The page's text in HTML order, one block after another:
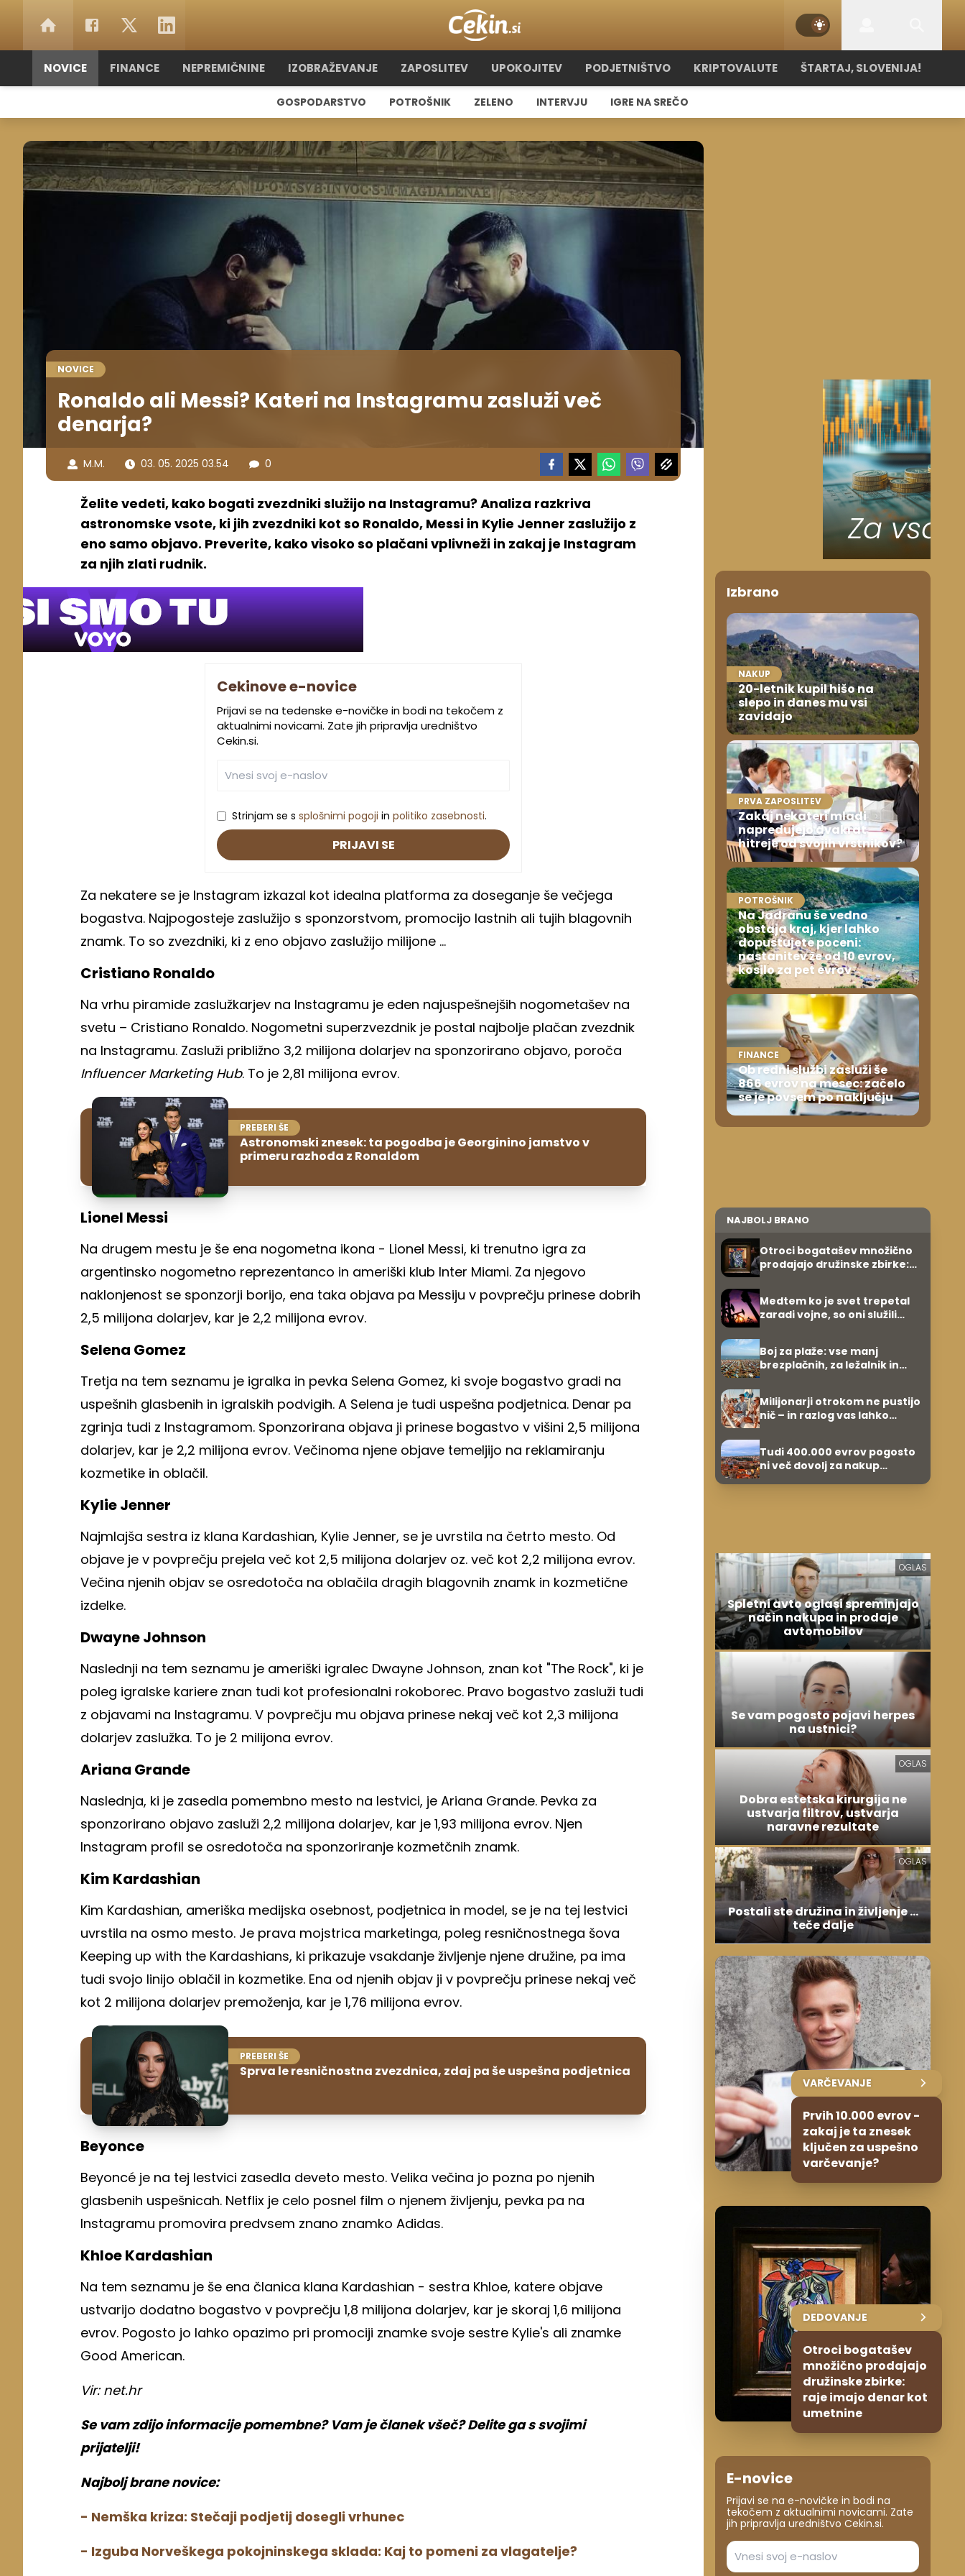
NOVICE FINANCE NEPREMIČNINE IZOBRAŽEVANJE ZAPOSLITEV UPOKOJITEV PODJETNIŠTVO KRIPTOVALUTE ŠTARTAJ, SLOVENIJA!
GOSPODARSTVO POTROŠNIK ZELENO INTERVJU IGRE NA SREČO
NOVICE
Ronaldo ali Messi? Kateri na Instagramu zasluži več
denarja?
M.M. 03. 05. 2025 03.54 0
Želite vedeti, kako bogati zvezdniki služijo na Instagramu? Analiza razkriva
astronomske vsote, ki jih zvezdniki kot so Ronaldo, Messi in Kylie Jenner zaslužijo z
eno samo objavo. Preverite, kako visoko so plačani vplivneži in zakaj je Instagram
za njih zlati rudnik.
Cekinove e-novice
Prijavi se na tedenske e-novičke in bodi na tekočem z
aktualnimi novicami. Zate jih pripravlja uredništvo
Cekin.si.
Strinjam se s splošnimi pogoji in politiko zasebnosti.
PRIJAVI SE
Za nekatere se je Instagram izkazal kot idealna platforma za doseganje še večjega
bogastva. Najpogosteje zaslužijo s sponzorstvom, promocijo lastnih ali tujih blagovnih
znamk. To so zvezdniki, ki z eno objavo zaslužijo milijone ...
Cristiano Ronaldo
Na vrhu piramide zaslužkarjev na Instagramu je eden najuspešnejših nogometašev na
svetu – Cristiano Ronaldo. Nogometni superzvezdnik je postal najbolje plačan zvezdnik
na Instagramu. Zasluži približno 3,2 milijona dolarjev na sponzorirano objavo, poroča
Influencer Marketing Hub. To je 2,81 milijona evrov.
PREBERI ŠE
Astronomski znesek: ta pogodba je Georginino jamstvo v
primeru razhoda z Ronaldom
Lionel Messi
Na drugem mestu je še ena nogometna ikona - Lionel Messi, ki trenutno igra za
argentinsko nogometno reprezentanco in ameriški klub Inter Miami. Za njegovo
naklonjenost se sponzorji borijo, ena taka objava pa Messiju v povprečju prinese dobrih
2,5 milijona dolarjev, kar je 2,2 milijona evrov.
Selena Gomez
Tretja na tem seznamu je igralka in pevka Selena Gomez, ki svoje bogastvo gradi na
uspešnih glasbenih in igralskih podvigih. A Selena je tudi uspešna podjetnica. Denar pa
zgrinja tudi z Instagramom. Sponzorirana objava ji prinese bogastvo v višini 2,5 milijona
dolarjev, kar je 2,2 milijona evrov. Večinoma njene objave temeljijo na reklamiranju
kozmetike in oblačil.
Kylie Jenner
Najmlajša sestra iz klana Kardashian, Kylie Jenner, se je uvrstila na četrto mesto. Od
objave je v povprečju prejela več kot 2,5 milijona dolarjev oz. več kot 2,2 milijona evrov.
Večina njenih objav se osredotoča na oblačila dragih blagovnih znamk in kozmetične
izdelke.
Dwayne Johnson
Naslednji na tem seznamu je ameriški igralec Dwayne Johnson, znan kot "The Rock", ki je
poleg igralske kariere znan tudi kot profesionalni rokoborec. Pravo bogastvo zasluži tudi
z objavami na Instagramu. V povprečju mu objava prinese nekaj več kot 2,3 milijona
dolarjev zaslužka. To je 2 milijona evrov.
Ariana Grande
Naslednja, ki je zasedla pomembno mesto na lestvici, je Ariana Grande. Pevka za
sponzorirano objavo zasluži 2,2 milijona dolarjev, kar je 1,93 milijona evrov. Njen
Instagram profil se osredotoča na sponzoriranje kozmetčnih znamk.
Kim Kardashian
Kim Kardashian, ameriška medijska osebnost, podjetnica in model, se je na tej lestvici
uvrstila na osmo mesto. Je prava mojstrica marketinga, poleg resničnostnega šova
Keeping up with the Kardashians, ki prikazuje vsakdanje življenje njene družine, pa ima
tudi svojo linijo oblačil in kozmetike. Ena od njenih objav ji v povprečju prinese nekaj več
kot 2 milijona dolarjev premoženja, kar je 1,76 milijona evrov.
PREBERI ŠE
Sprva le resničnostna zvezdnica, zdaj pa še uspešna podjetnica
Beyonce
Beyoncé je na tej lestvici zasedla deveto mesto. Velika večina jo pozna po njenih
glasbenih uspešnicah. Netflix je celo posnel film o njenem življenju, pevka pa na
Instagramu promovira predvsem znano znamko Adidas.
Khloe Kardashian
Na tem seznamu je še ena članica klana Kardashian - sestra Khloe, katere objave
ustvarijo dodatno bogastvo v povprečju 1,8 milijona dolarjev, kar je skoraj 1,6 milijona
evrov. Pogosto jo lahko opazimo pri promociji znamke svoje sestre Kylie's ali znamke
Good American.
Vir: net.hr
Se vam zdijo informacije pomembne? Vam je članek všeč? Delite ga s svojimi
prijatelji!
Najbolj brane novice:
- Nemška kriza: Stečaji podjetij dosegli vrhunec
- Izguba Norveškega pokojninskega sklada: Kaj to pomeni za vlagatelje?
Izbrano
NAKUP
20-letnik kupil hišo na
slepo in danes mu vsi
zavidajo
PRVA ZAPOSLITEV
Zakaj nekateri mladi
napredujejo dvakrat
hitreje od svojih vrstnikov?
POTROŠNIK
Na Jadranu še vedno
obstaja kraj, kjer lahko
dopustujete poceni:
nastanitev že od 10 evrov,
kosilo za pet evrov
FINANCE
Ob redni službi zasluži še
866 evrov na mesec: začelo
se je povsem po naključju
NAJBOLJ BRANO
Otroci bogatašev množično
prodajajo družinske zbirke:
Medtem ko je svet trepetal
zaradi vojne, so oni služili
Boj za plaže: vse manj
brezplačnih, za ležalnik in
Milijonarji otrokom ne pustijo
nič – in razlog vas lahko
Tudi 400.000 evrov pogosto
ni več dovolj za nakup
OGLAS
Spletni avto oglasi spreminjajo
način nakupa in prodaje
avtomobilov
Se vam pogosto pojavi herpes
na ustnici?
OGLAS
Dobra estetska kirurgija ne
ustvarja filtrov, ustvarja
naravne rezultate
OGLAS
Postali ste družina in življenje ...
teče dalje
VARČEVANJE
Prvih 10.000 evrov -
zakaj je ta znesek
ključen za uspešno
varčevanje?
DEDOVANJE
Otroci bogatašev
množično prodajajo
družinske zbirke:
raje imajo denar kot
umetnine
E-novice
Prijavi se na e-novičke in bodi na
tekočem z aktualnimi novicami. Zate
jih pripravlja uredništvo Cekin.si.